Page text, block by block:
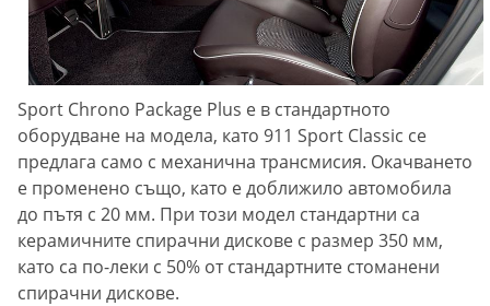
Sport Chrono Package Plus е в стандартното
оборудване на модела, като 911 Sport Classic се
предлага само с механична трансмисия. Окачването
е променено също, като е доближило автомобила
до пътя с 20 мм. При този модел стандартни са
керамичните спирачни дискове с размер 350 мм,
като са по-леки с 50% от стандартните стоманени
спирачни дискове.